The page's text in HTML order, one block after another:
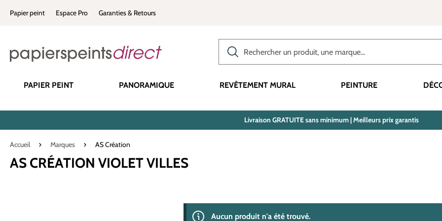
Passer à la navigation principale
Papier peint Espace Pro Garanties & Retours
PAPIER PEINT PANORAMIQUE REVÊTEMENT MURAL PEINTURE
Livraison GRATUITE sans minimum | Meilleurs prix garantis
Accueil Marques AS Création
AS CRÉATION VIOLET VILLES
Aucun produit n'a été trouvé.